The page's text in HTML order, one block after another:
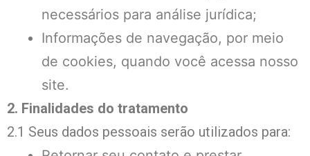
necessários para análise jurídica;
Informações de navegação, por meio
de cookies, quando você acessa nosso
site.
2. Finalidades do tratamento
2.1 Seus dados pessoais serão utilizados para: